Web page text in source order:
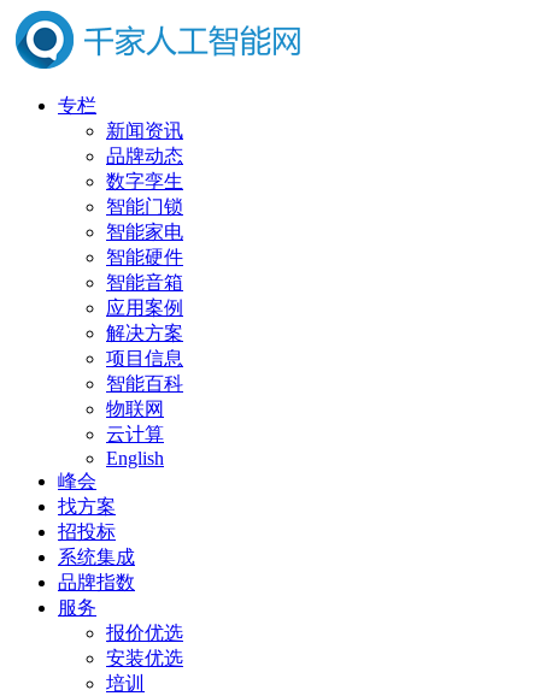
专栏
新闻资讯
品牌动态
数字孪生
智能门锁
智能家电
智能硬件
智能音箱
应用案例
解决方案
项目信息
智能百科
物联网
云计算
English
峰会
找方案
招投标
系统集成
品牌指数
服务
报价优选
安装优选
培训